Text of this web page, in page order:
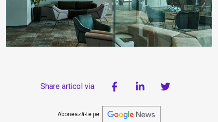
Share articol via
Abonează-te pe